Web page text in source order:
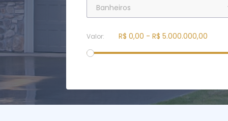
Valor: